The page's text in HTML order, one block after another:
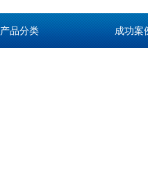
产品分类 成功案